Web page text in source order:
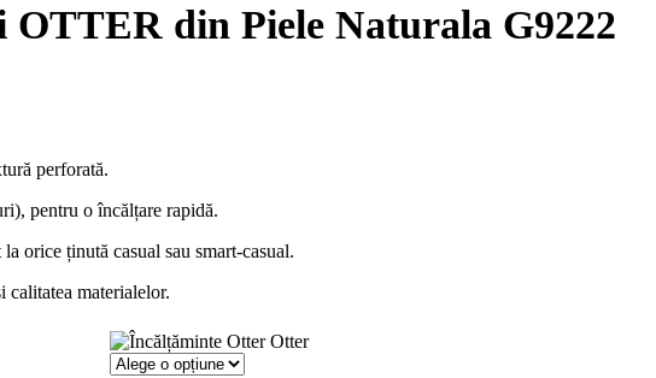
din Piele Naturala G9222
perforată.
pentru o încălțare rapidă.
orice ținută casual sau smart-casual.
calitatea materialelor.
Otter